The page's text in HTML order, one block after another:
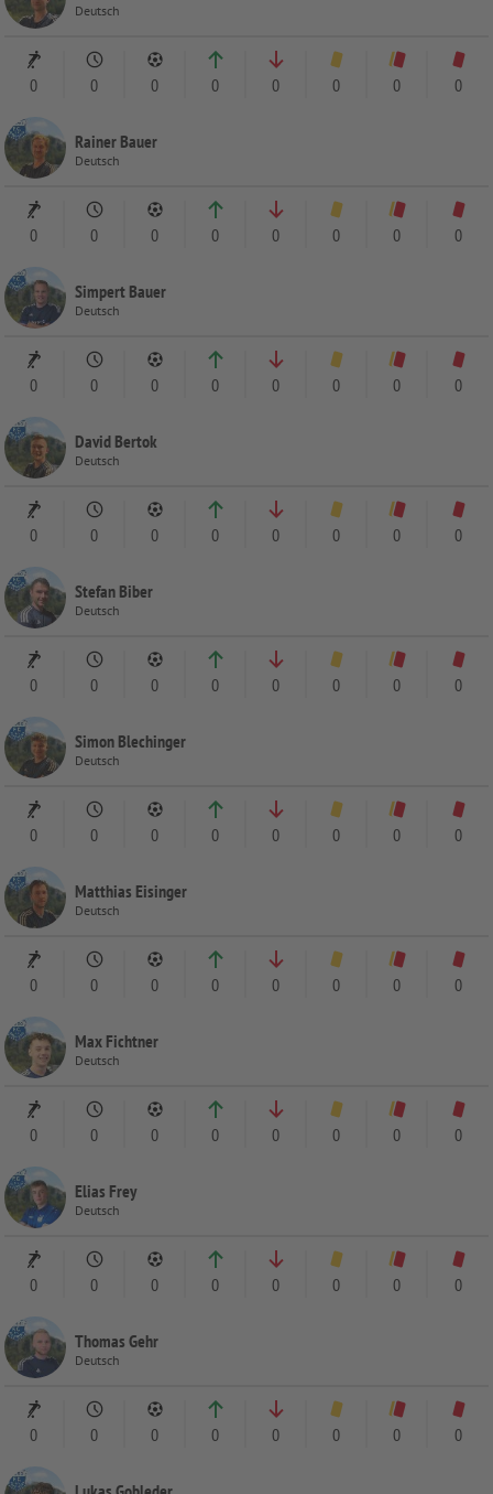
Deutsch
0 0 0 0 0 0 0 0
Rainer Bauer
Deutsch
0 0 0 0 0 0 0 0
Simpert Bauer
Deutsch
0 0 0 0 0 0 0 0
David Bertok
Deutsch
0 0 0 0 0 0 0 0
Stefan Biber
Deutsch
0 0 0 0 0 0 0 0
Simon Blechinger
Deutsch
0 0 0 0 0 0 0 0
Matthias Eisinger
Deutsch
0 0 0 0 0 0 0 0
Max Fichtner
Deutsch
0 0 0 0 0 0 0 0
Elias Frey
Deutsch
0 0 0 0 0 0 0 0
Thomas Gehr
Deutsch
0 0 0 0 0 0 0 0